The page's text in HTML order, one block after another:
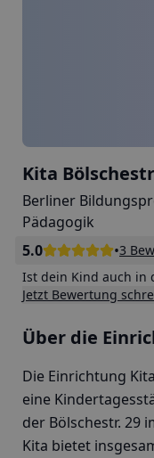
Kita
Berliner
Pädagogik
5.0
•3
Ist dein Kind auch in
Jetzt Bewertung
Über die
Die Einrichtung
eine
der Bölschestr. 29
Kita bietet